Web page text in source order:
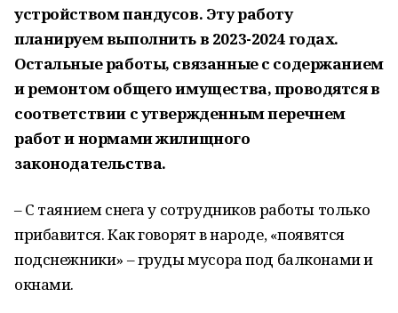
устройством пандусов. Эту работу
планируем выполнить в 2023-2024 годах.
Остальные работы, связанные с содержанием
и ремонтом общего имущества, проводятся в
соответствии с утвержденным перечнем
работ и нормами жилищного
законодательства.
– С таянием снега у сотрудников работы только
прибавится. Как говорят в народе, «появятся
подснежники» – груды мусора под балконами и
окнами.